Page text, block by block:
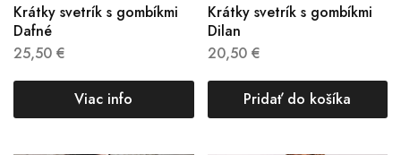
Krátky svetrík s gombíkmi
Dafné
25,50 €
Viac info
Krátky svetrík s gombíkmi
Dilan
20,50 €
Pridať do košíka